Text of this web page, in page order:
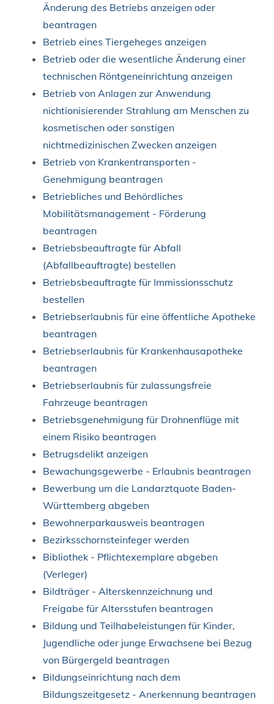
Änderung des Betriebs anzeigen oder
beantragen
Betrieb eines Tiergeheges anzeigen
Betrieb oder die wesentliche Änderung einer
technischen Röntgeneinrichtung anzeigen
Betrieb von Anlagen zur Anwendung
nichtionisierender Strahlung am Menschen zu
kosmetischen oder sonstigen
nichtmedizinischen Zwecken anzeigen
Betrieb von Krankentransporten -
Genehmigung beantragen
Betriebliches und Behördliches
Mobilitätsmanagement - Förderung
beantragen
Betriebsbeauftragte für Abfall
(Abfallbeauftragte) bestellen
Betriebsbeauftragte für Immissionsschutz
bestellen
Betriebserlaubnis für eine öffentliche Apotheke
beantragen
Betriebserlaubnis für Krankenhausapotheke
beantragen
Betriebserlaubnis für zulassungsfreie
Fahrzeuge beantragen
Betriebsgenehmigung für Drohnenflüge mit
einem Risiko beantragen
Betrugsdelikt anzeigen
Bewachungsgewerbe - Erlaubnis beantragen
Bewerbung um die Landarztquote Baden-
Württemberg abgeben
Bewohnerparkausweis beantragen
Bezirksschornsteinfeger werden
Bibliothek - Pflichtexemplare abgeben
(Verleger)
Bildträger - Alterskennzeichnung und
Freigabe für Altersstufen beantragen
Bildung und Teilhabeleistungen für Kinder,
Jugendliche oder junge Erwachsene bei Bezug
von Bürgergeld beantragen
Bildungseinrichtung nach dem
Bildungszeitgesetz - Anerkennung beantragen